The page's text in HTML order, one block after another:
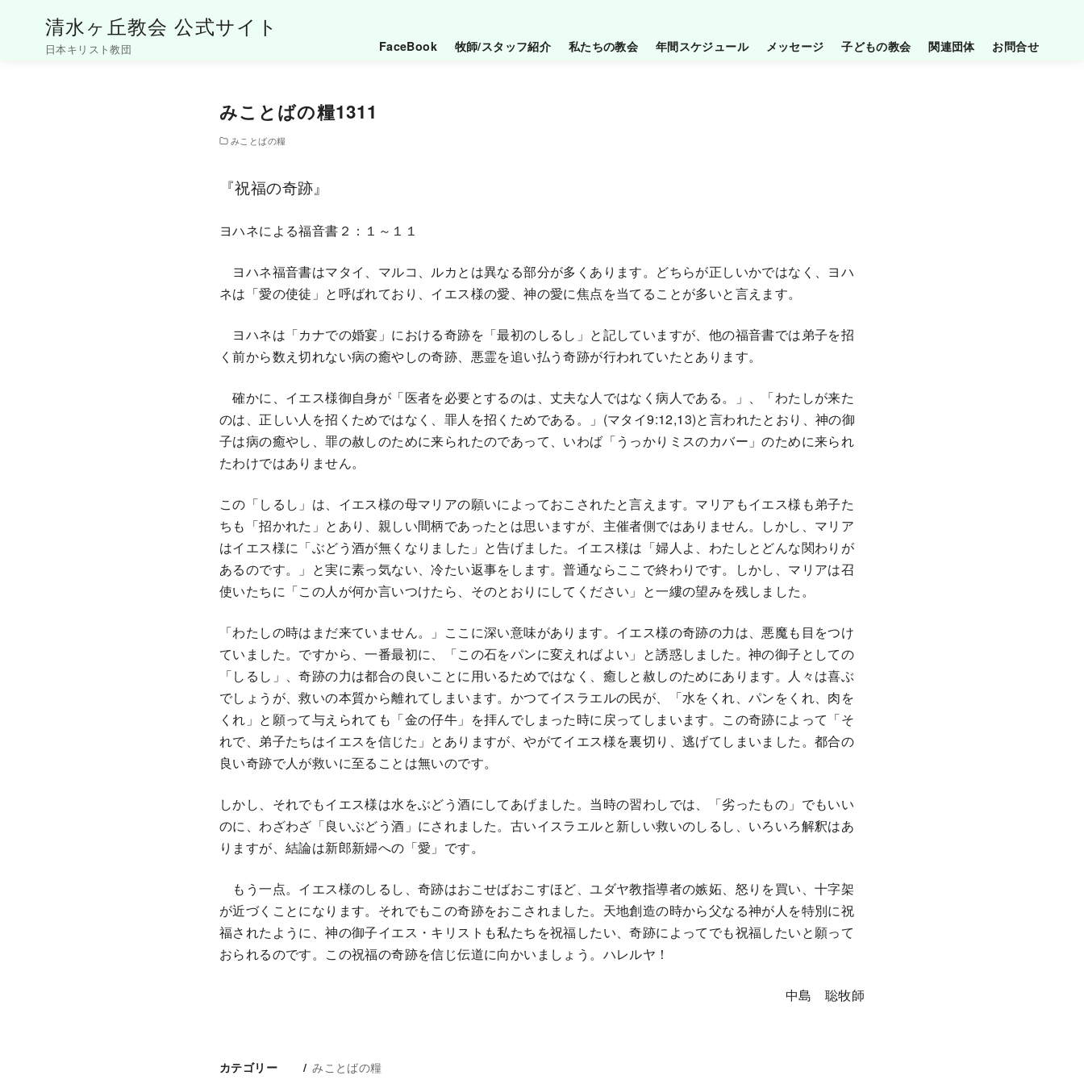
清水ヶ丘教会 公式サイト
日本キリスト教団 FaceBook 牧師/スタッフ紹介 私たちの教会 年間スケジュール メッセージ 子どもの教会 関連団体 お問合せ
みことばの糧1311
みことばの糧
『祝福の奇跡』
ヨハネによる福音書２：１～１１
ヨハネ福音書はマタイ、マルコ、ルカとは異なる部分が多くあります。どちらが正しいかではなく、ヨハ
ネは「愛の使徒」と呼ばれており、イエス様の愛、神の愛に焦点を当てることが多いと言えます。
ヨハネは「カナでの婚宴」における奇跡を「最初のしるし」と記していますが、他の福音書では弟子を招
く前から数え切れない病の癒やしの奇跡、悪霊を追い払う奇跡が行われていたとあります。
確かに、イエス様御自身が「医者を必要とするのは、丈夫な人ではなく病人である。」、「わたしが来た
のは、正しい人を招くためではなく、罪人を招くためである。」(マタイ9:12,13)と言われたとおり、神の御
子は病の癒やし、罪の赦しのために来られたのであって、いわば「うっかりミスのカバー」のために来られ
たわけではありません。
この「しるし」は、イエス様の母マリアの願いによっておこされたと言えます。マリアもイエス様も弟子た
ちも「招かれた」とあり、親しい間柄であったとは思いますが、主催者側ではありません。しかし、マリア
はイエス様に「ぶどう酒が無くなりました」と告げました。イエス様は「婦人よ、わたしとどんな関わりが
あるのです。」と実に素っ気ない、冷たい返事をします。普通ならここで終わりです。しかし、マリアは召
使いたちに「この人が何か言いつけたら、そのとおりにしてください」と一縷の望みを残しました。
「わたしの時はまだ来ていません。」ここに深い意味があります。イエス様の奇跡の力は、悪魔も目をつけ
ていました。ですから、一番最初に、「この石をパンに変えればよい」と誘惑しました。神の御子としての
「しるし」、奇跡の力は都合の良いことに用いるためではなく、癒しと赦しのためにあります。人々は喜ぶ
でしょうが、救いの本質から離れてしまいます。かつてイスラエルの民が、「水をくれ、パンをくれ、肉を
くれ」と願って与えられても「金の仔牛」を拝んでしまった時に戻ってしまいます。この奇跡によって「そ
れで、弟子たちはイエスを信じた」とありますが、やがてイエス様を裏切り、逃げてしまいました。都合の
良い奇跡で人が救いに至ることは無いのです。
しかし、それでもイエス様は水をぶどう酒にしてあげました。当時の習わしでは、「劣ったもの」でもいい
のに、わざわざ「良いぶどう酒」にされました。古いイスラエルと新しい救いのしるし、いろいろ解釈はあ
りますが、結論は新郎新婦への「愛」です。
もう一点。イエス様のしるし、奇跡はおこせばおこすほど、ユダヤ教指導者の嫉妬、怒りを買い、十字架
が近づくことになります。それでもこの奇跡をおこされました。天地創造の時から父なる神が人を特別に祝
福されたように、神の御子イエス・キリストも私たちを祝福したい、奇跡によってでも祝福したいと願って
おられるのです。この祝福の奇跡を信じ伝道に向かいましょう。ハレルヤ！
中島 聡牧師
カテゴリー みことばの糧